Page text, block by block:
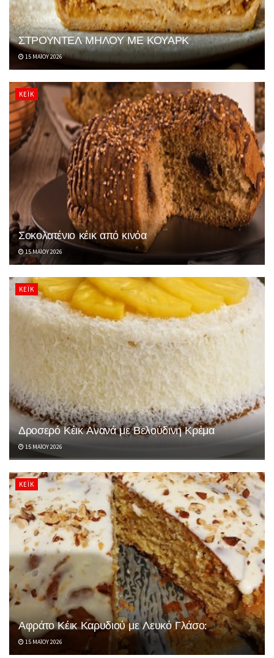
ΣΤΡΟΥΝΤΕΛ ΜΗΛΟΥ ΜΕ ΚΟΥΑΡΚ
15 ΜΑΪ́ΟΥ 2026
ΚΈΙΚ
Σοκολατένιο κέικ από κινόα
15 ΜΑΪ́ΟΥ 2026
ΚΈΙΚ
Δροσερό Κέικ Ανανά με Βελούδινη Κρέμα
15 ΜΑΪ́ΟΥ 2026
ΚΈΙΚ
Αφράτο Κέικ Καρυδιού με Λευκό Γλάσο:
15 ΜΑΪ́ΟΥ 2026